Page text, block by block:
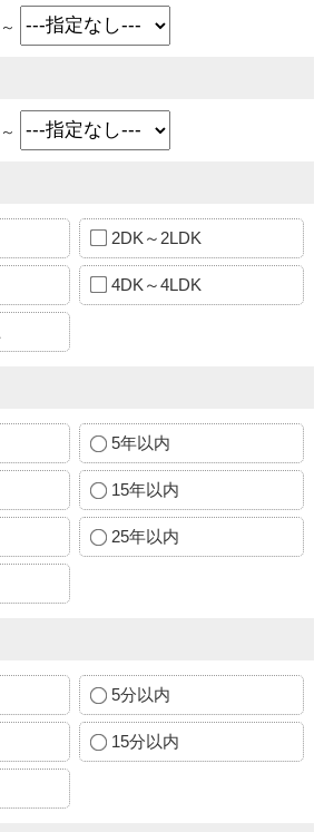
～
～
2DK～2LDK
4DK～4LDK
5年以内
15年以内
25年以内
5分以内
15分以内